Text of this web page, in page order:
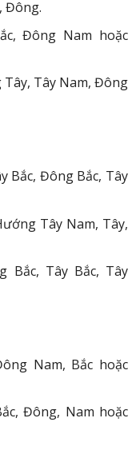
Đông.
Đông Nam hoặc
Tây Nam, Đông
Bắc, Đông Bắc, Tây
Tây Nam, Tây,
Bắc, Tây Bắc, Tây
Nam, Bắc hoặc
Đông, Nam hoặc